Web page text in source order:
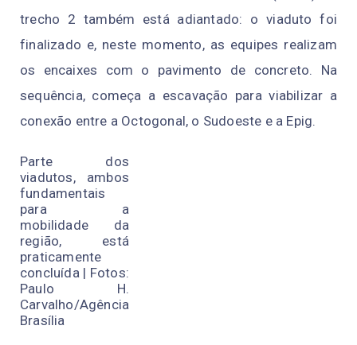
trecho 2 também está adiantado: o viaduto foi
finalizado e, neste momento, as equipes realizam
os encaixes com o pavimento de concreto. Na
sequência, começa a escavação para viabilizar a
conexão entre a Octogonal, o Sudoeste e a Epig.
Parte dos
viadutos, ambos
fundamentais
para a
mobilidade da
região, está
praticamente
concluída | Fotos:
Paulo H.
Carvalho/Agência
Brasília